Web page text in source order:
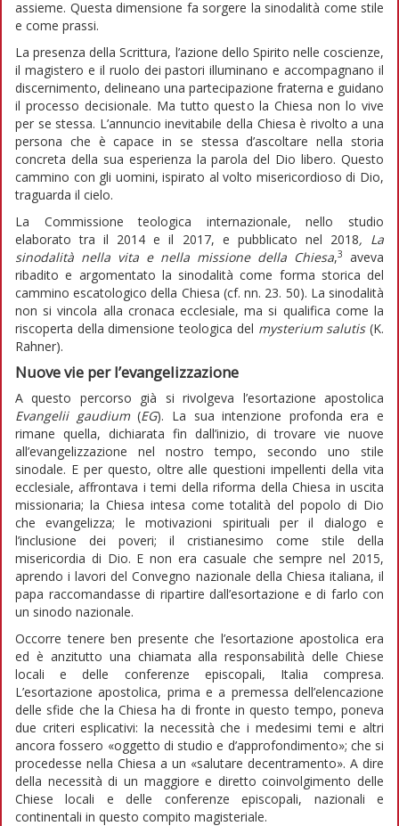
assieme. Questa dimensione fa sorgere la sinodalità come stile
e come prassi.
La presenza della Scrittura, l’azione dello Spirito nelle coscienze,
il magistero e il ruolo dei pastori illuminano e accompagnano il
discernimento, delineano una partecipazione fraterna e guidano
il processo decisionale. Ma tutto questo la Chiesa non lo vive
per se stessa. L’annuncio inevitabile della Chiesa è rivolto a una
persona che è capace in se stessa d’ascoltare nella storia
concreta della sua esperienza la parola del Dio libero. Questo
cammino con gli uomini, ispirato al volto misericordioso di Dio,
traguarda il cielo.
La Commissione teologica internazionale, nello studio
elaborato tra il 2014 e il 2017, e pubblicato nel 2018, La
sinodalità nella vita e nella missione della Chiesa,3
aveva
ribadito e argomentato la sinodalità come forma storica del
cammino escatologico della Chiesa (cf. nn. 23. 50). La sinodalità
non si vincola alla cronaca ecclesiale, ma si qualifica come la
riscoperta della dimensione teologica del mysterium salutis(K.
Rahner).
Nuove vie per l’evangelizzazione
A questo percorso già si rivolgeva l’esortazione apostolica
Evangelii gaudium(EG). La sua intenzione profonda era e
rimane quella, dichiarata fin dall’inizio, di trovare vie nuove
all’evangelizzazione nel nostro tempo, secondo uno stile
sinodale. E per questo, oltre alle questioni impellenti della vita
ecclesiale, affrontava i temi della riforma della Chiesa in uscita
missionaria; la Chiesa intesa come totalità del popolo di Dio
che evangelizza; le motivazioni spirituali per il dialogo e
l’inclusione dei poveri; il cristianesimo come stile della
misericordia di Dio. E non era casuale che sempre nel 2015,
aprendo i lavori del Convegno nazionale della Chiesa italiana, il
papa raccomandasse di ripartire dall’esortazione e di farlo con
un sinodo nazionale.
Occorre tenere ben presente che l’esortazione apostolica era
ed è anzitutto una chiamata alla responsabilità delle Chiese
locali e delle conferenze episcopali, Italia compresa.
L’esortazione apostolica, prima e a premessa dell’elencazione
delle sfide che la Chiesa ha di fronte in questo tempo, poneva
due criteri esplicativi: la necessità che i medesimi temi e altri
ancora fossero «oggetto di studio e d’approfondimento»; che si
procedesse nella Chiesa a un «salutare decentramento». A dire
della necessità di un maggiore e diretto coinvolgimento delle
Chiese locali e delle conferenze episcopali, nazionali e
continentali in questo compito magisteriale.